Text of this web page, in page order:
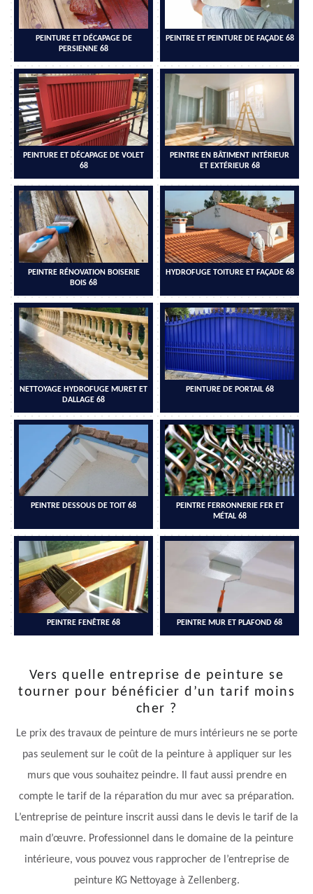
PEINTURE ET DÉCAPAGE DE
PERSIENNE 68
PEINTRE ET PEINTURE DE FAÇADE 68
PEINTURE ET DÉCAPAGE DE VOLET
68
PEINTRE EN BÂTIMENT INTÉRIEUR
ET EXTÉRIEUR 68
PEINTRE RÉNOVATION BOISERIE
BOIS 68
HYDROFUGE TOITURE ET FAÇADE 68
NETTOYAGE HYDROFUGE MURET ET
DALLAGE 68
PEINTURE DE PORTAIL 68
PEINTRE DESSOUS DE TOIT 68
PEINTRE FERRONNERIE FER ET
MÉTAL 68
PEINTRE FENÊTRE 68 PEINTRE MUR ET PLAFOND 68
Vers quelle entreprise de peinture se
tourner pour bénéficier d’un tarif moins
cher ?
Le prix des travaux de peinture de murs intérieurs ne se porte
pas seulement sur le coût de la peinture à appliquer sur les
murs que vous souhaitez peindre. Il faut aussi prendre en
compte le tarif de la réparation du mur avec sa préparation.
L’entreprise de peinture inscrit aussi dans le devis le tarif de la
main d’œuvre. Professionnel dans le domaine de la peinture
intérieure, vous pouvez vous rapprocher de l’entreprise de
peinture KG Nettoyage à Zellenberg.